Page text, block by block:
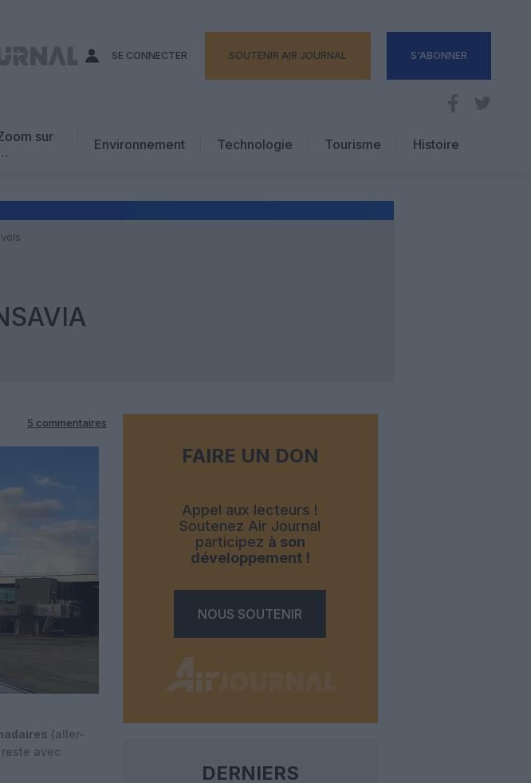
SE CONNECTER SOUTENIR AIR JOURNAL S'ABONNER
sur
d’expert
Environnement Technologie
Tourisme
Hôtellerie
Histoire
5 commentaires
(aller-
reste avec
FAIRE UN DON
Appel aux lecteurs !
Soutenez Air Journal
participez à son
développement !
NOUS SOUTENIR
DERNIERS